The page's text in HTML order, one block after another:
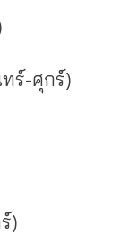
ร์-ศุกร์)
)